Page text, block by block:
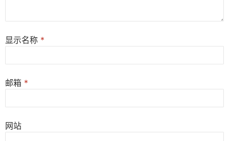
显示名称 *
邮箱 *
网站